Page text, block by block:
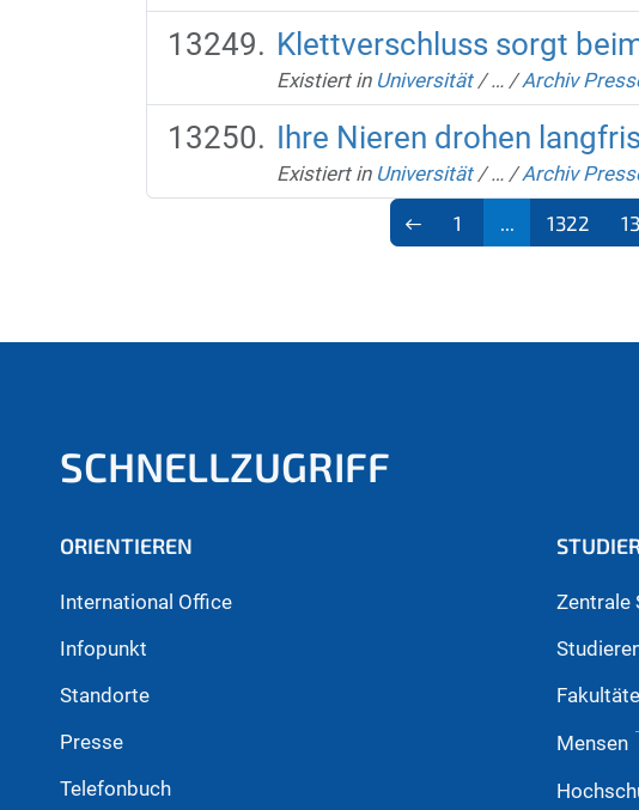
Klettverschluss sorgt
Existiert in Universität /… /Archiv
Ihre Nieren drohen
Existiert in Universität /… /Archiv
1 1322
SCHNELLZUGRIFF
ORIENTIEREN
International Office
Infopunkt
Standorte
Presse
Telefonbuch
Zentrale
Mensen